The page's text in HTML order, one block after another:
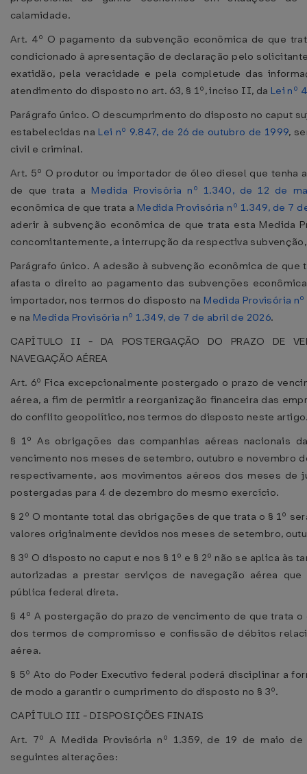
calamidade.
Art. 4º O pagamento da subvenção econômica de que
condicionado à apresentação de declaração pelo
exatidão, pela veracidade e pela completude das
atendimento do disposto no art. 63, § 1º, inciso II, da Lei nº
Parágrafo único. O descumprimento do disposto no caput
estabelecidas na Lei nº 9.847, de 26 de outubro de 1999,
civil e criminal.
Art. 5º O produtor ou importador de óleo diesel que tenha
de que trata a Medida Provisória nº 1.340, de 12 de
econômica de que trata a Medida Provisória nº 1.349, de 7
aderir à subvenção econômica de que trata esta Medida
concomitantemente, a interrupção da respectiva
Parágrafo único. A adesão à subvenção econômica de que
afasta o direito ao pagamento das subvenções
importador, nos termos do disposto na Medida Provisória
e na Medida Provisória nº 1.349, de 7 de abril de 2026.
CAPÍTULO II - DA POSTERGAÇÃO DO PRAZO DE
NAVEGAÇÃO AÉREA
Art. 6º Fica excepcionalmente postergado o prazo de
aérea, a fim de permitir a reorganização financeira das
do conflito geopolítico, nos termos do disposto neste
§ 1º As obrigações das companhias aéreas nacionais
vencimento nos meses de setembro, outubro e novembro
respectivamente, aos movimentos aéreos dos meses de
postergadas para 4 de dezembro do mesmo exercício.
§ 2º O montante total das obrigações de que trata o § 1º
valores originalmente devidos nos meses de setembro,
§ 3º O disposto no caput e nos § 1º e § 2º não se aplica às
autorizadas a prestar serviços de navegação aérea
pública federal direta.
§ 4º A postergação do prazo de vencimento de que trata
dos termos de compromisso e confissão de débitos
aérea.
§ 5º Ato do Poder Executivo federal poderá disciplinar a
de modo a garantir o cumprimento do disposto no § 3º.
CAPÍTULO III - DISPOSIÇÕES FINAIS
Art. 7º A Medida Provisória nº 1.359, de 19 de maio
seguintes alterações: